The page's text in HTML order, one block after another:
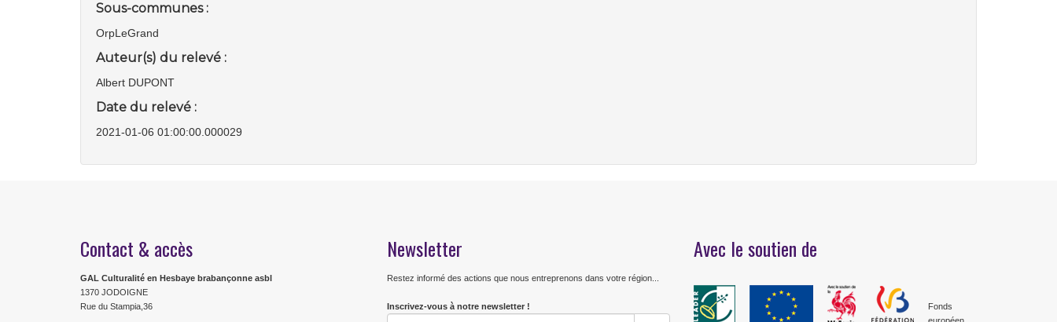
Sous-communes :
OrpLeGrand
Auteur(s) du relevé :
Albert DUPONT
Date du relevé :
2021-01-06 01:00:00.000029
Contact & accès
GAL Culturalité en Hesbaye brabançonne asbl
1370 JODOIGNE
Rue du Stampia,36
Newsletter
Restez informé des actions que nous entreprenons dans votre région...
Inscrivez-vous à notre newsletter !
Avec le soutien de
Fonds